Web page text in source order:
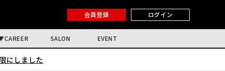
会員登録 ログイン
CAREER SALON EVENT
にしました